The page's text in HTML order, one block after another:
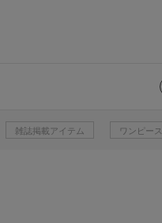
雑誌掲載アイテム ワンピース